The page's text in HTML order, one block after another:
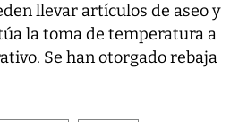
llevar artículos de aseo y
la toma de temperatura a
Se han otorgado rebaja